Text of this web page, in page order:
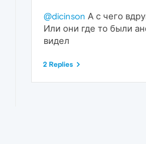
@dicinson А с чего
Или они где то были
видел
2 Replies